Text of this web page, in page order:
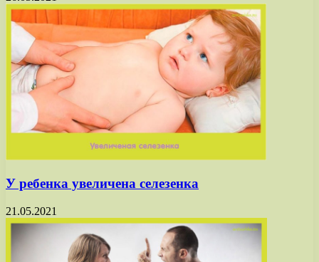
У ребенка увеличена селезенка
21.05.2021